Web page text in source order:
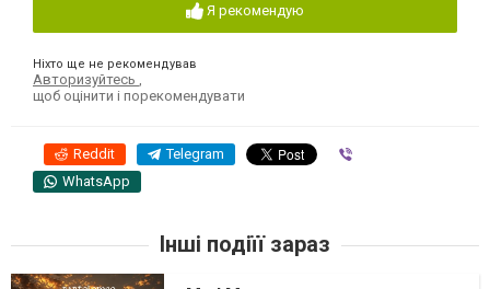
Я рекомендую
Ніхто ще не рекомендував
Авторизуйтесь ,
щоб оцінити і порекомендувати
Reddit Telegram
WhatsApp
Інші подіїї зараз